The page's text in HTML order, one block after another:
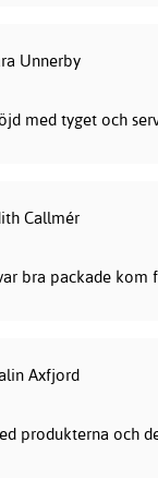
Unnerby
med tyget och
Callmér
bra packade
Axfjord
produkterna och